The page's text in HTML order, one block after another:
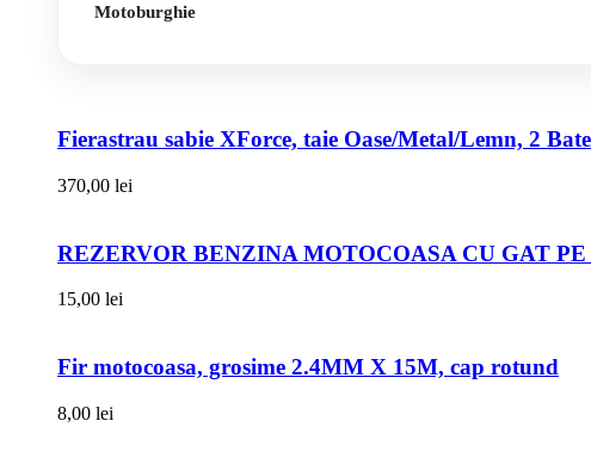
Motoburghie
Fierastrau sabie XForce, taie Oase/Metal/Lemn, 2
370,00 lei
REZERVOR BENZINA MOTOCOASA CU GAT
15,00 lei
Fir motocoasa, grosime 2.4MM X 15M, cap rotund
8,00 lei